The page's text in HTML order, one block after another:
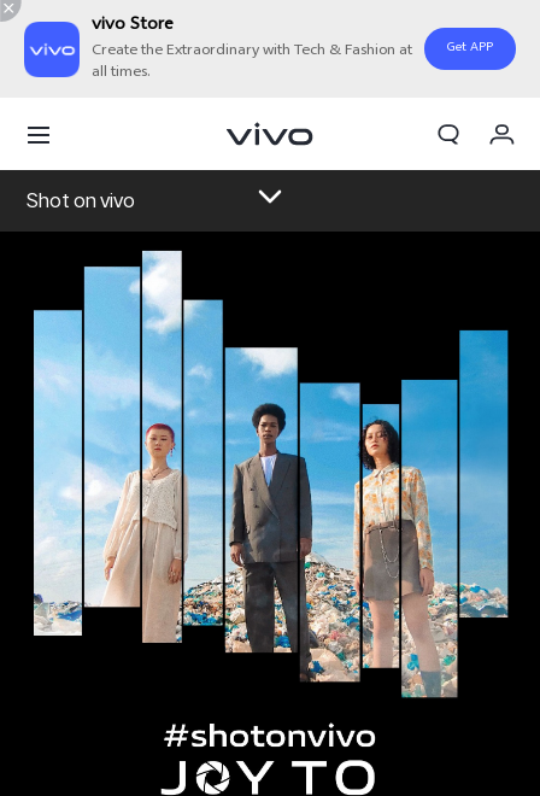
vivo Store
Create the Extraordinary with Tech & Fashion at
all times.
Get APP
Indonesia | Pilih negara/wilayah
Masuk/Daftar
Akun Saya
Shot on vivo